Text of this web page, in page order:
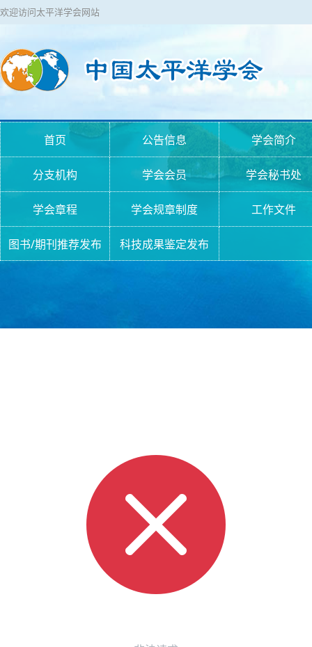
欢迎访问太平洋学会网站
首页 公告信息 学会简介
分支机构 学会会员 学会秘书处
学会章程 学会规章制度 工作文件
图书/期刊推荐发布 科技成果鉴定发布